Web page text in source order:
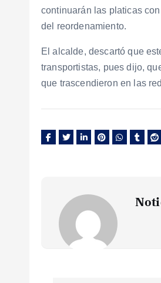
continuarán las platicas
del reordenamiento.
El alcalde, descartó que
transportistas, pues dijo,
que trascendieron en las